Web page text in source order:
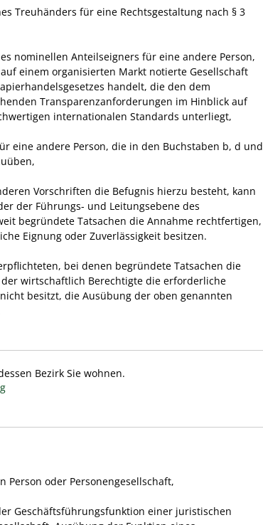
Treuhänders für eine Rechtsgestaltung nach § 3
nominellen Anteilseigners für eine andere Person,
einem organisierten Markt notierte Gesellschaft
handelt, die den dem
Transparenzanforderungen im Hinblick auf
internationalen Standards unterliegt,
eine andere Person, die in den Buchstaben b, d und
Vorschriften die Befugnis hierzu besteht, kann
der Führungs- und Leitungsebene des
begründete Tatsachen die Annahme rechtfertigen,
Eignung oder Zuverlässigkeit besitzen.
bei denen begründete Tatsachen die
wirtschaftlich Berechtigte die erforderliche
besitzt, die Ausübung der oben genannten
Bezirk Sie wohnen.
Person oder Personengesellschaft,
Geschäftsführungsfunktion einer juristischen